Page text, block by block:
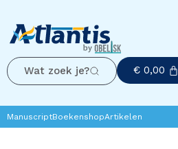
Wat zoek je? € 0,00
ManuscriptBoekenshopArtikelen